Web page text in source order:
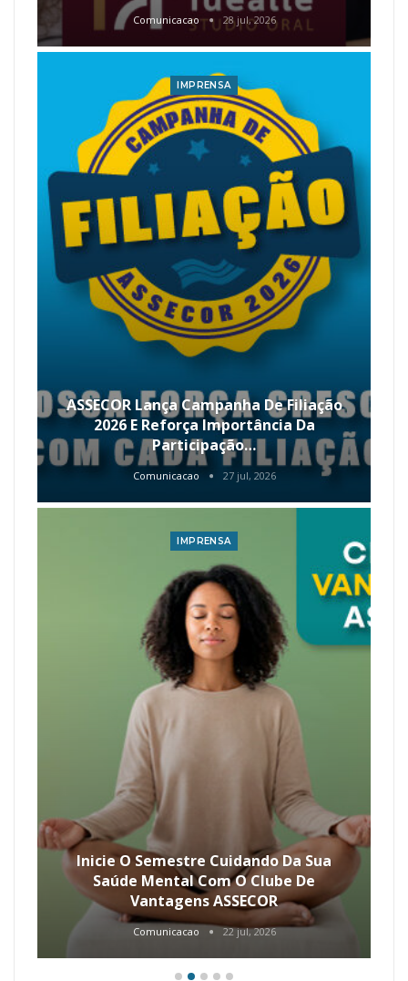
Comunicacao 28 jul, 2026
IMPRENSA
ASSECOR Lança Campanha De Filiação
2026 E Reforça Importância Da
Participação…
Comunicacao 27 jul, 2026
IMPRENSA
Inicie O Semestre Cuidando Da Sua
Saúde Mental Com O Clube De
Vantagens ASSECOR
Comunicacao 22 jul, 2026